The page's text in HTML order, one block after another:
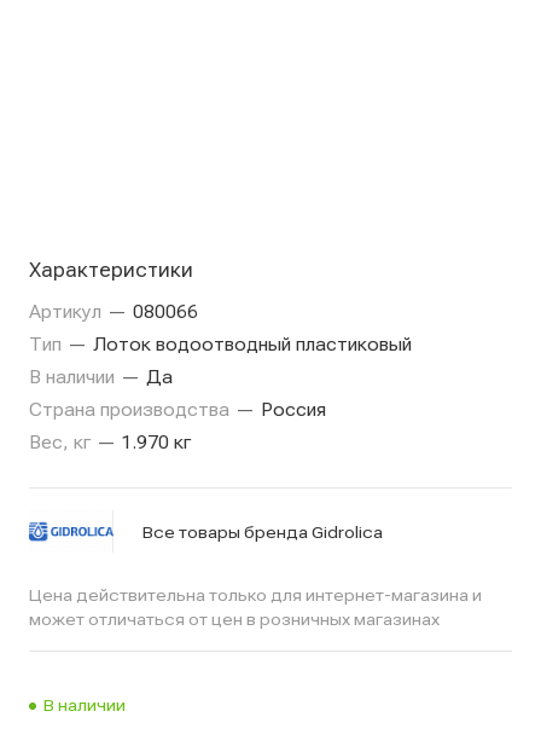
Характеристики
Артикул — 080066
Тип — Лоток водоотводный пластиковый
В наличии — Да
Страна производства — Россия
Вес, кг — 1.970 кг
Все товары бренда Gidrolica
Цена действительна только для интернет-магазина и
может отличаться от цен в розничных магазинах
В наличии